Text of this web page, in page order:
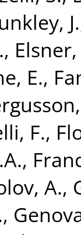
J.
,
E.,
F.,
,
A.,
,